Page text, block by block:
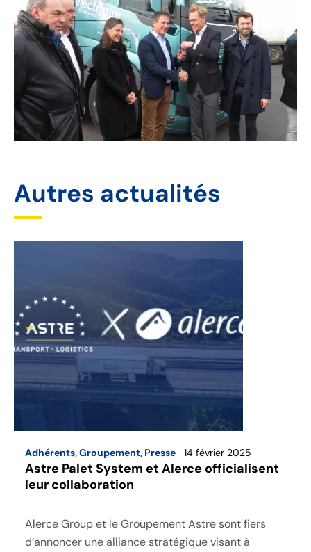
Autres actualités
Adhérents,Groupement, Presse 14 février 2025
Astre Palet System et Alerce officialisent
leur collaboration
Alerce Group et le Groupement Astre sont fiers
d’annoncer une alliance stratégique visant à